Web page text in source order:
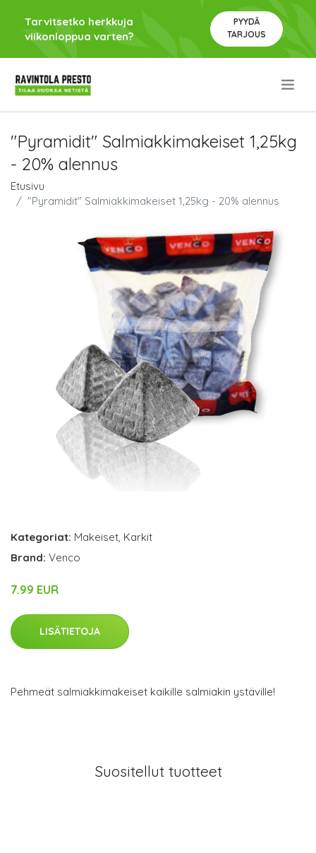
Tarvitsetko herkkuja
viikonloppua varten?
PYYDÄ
TARJOUS
"Pyramidit" Salmiakkimakeiset 1,25kg
- 20% alennus
Etusivu
"Pyramidit" Salmiakkimakeiset 1,25kg - 20% alennus
Kategoriat: Makeiset, Karkit
Brand: Venco
7.99 EUR
LISÄTIETOJA
Pehmeät salmiakkimakeiset kaikille salmiakin ystäville!
Suositellut tuotteet